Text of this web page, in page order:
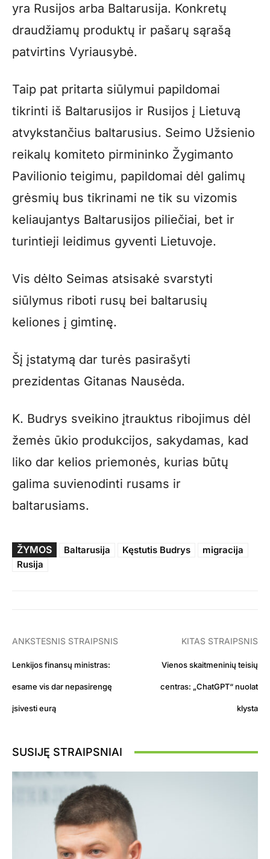
yra Rusijos arba Baltarusija. Konkretų
draudžiamų produktų ir pašarų sąrašą
patvirtins Vyriausybė.
Taip pat pritarta siūlymui papildomai
tikrinti iš Baltarusijos ir Rusijos į Lietuvą
atvykstančius baltarusius. Seimo Užsienio
reikalų komiteto pirmininko Žygimanto
Pavilionio teigimu, papildomai dėl galimų
grėsmių bus tikrinami ne tik su vizomis
keliaujantys Baltarusijos piliečiai, bet ir
turintieji leidimus gyventi Lietuvoje.
Vis dėlto Seimas atsisakė svarstyti
siūlymus riboti rusų bei baltarusių
keliones į gimtinę.
Šį įstatymą dar turės pasirašyti
prezidentas Gitanas Nausėda.
K. Budrys sveikino įtrauktus ribojimus dėl
žemės ūkio produkcijos, sakydamas, kad
liko dar kelios priemonės, kurias būtų
galima suvienodinti rusams ir
baltarusiams.
ŽYMOS Baltarusija Kęstutis Budrys
migracija
Rusija
ANKSTESNIS STRAIPSNIS
Lenkijos finansų ministras:
esame vis dar nepasirengę
įsivesti eurą
KITAS STRAIPSNIS
Vienos skaitmeninių teisių
centras: „ChatGPT“ nuolat
klysta
SUSIJĘ STRAIPSNIAI